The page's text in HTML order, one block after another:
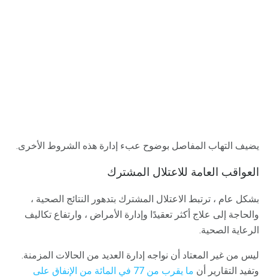
يضيف التهاب المفاصل بوضوح عبء إدارة هذه الشروط الأخرى.
العواقب العامة للاعتلال المشترك
بشكل عام ، ترتبط الاعتلال المشترك بتدهور النتائج الصحية ،
والحاجة إلى علاج أكثر تعقيدًا وإدارة الأمراض ، وارتفاع تكاليف
الرعاية الصحية.
ليس من غير المعتاد أن نواجه إدارة العديد من الحالات المزمنة.
وتفيد التقارير أن
ما يقرب من 77 في المائة من الإنفاق على